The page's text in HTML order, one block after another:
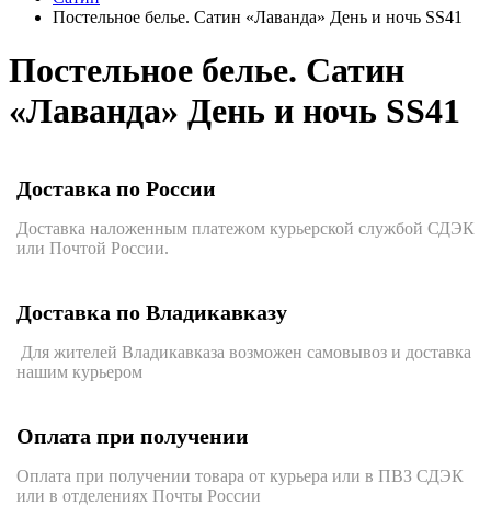
Постельное белье. Сатин «Лаванда» День и ночь SS41
Постельное белье. Сатин
«Лаванда» День и ночь SS41
Доставка по России
Доставка наложенным платежом курьерской службой СДЭК
или Почтой России.
Доставка по Владикавказу
Для жителей Владикавказа возможен самовывоз и доставка
нашим курьером
Оплата при получении
Оплата при получении товара от курьера или в ПВЗ СДЭК
или в отделениях Почты России